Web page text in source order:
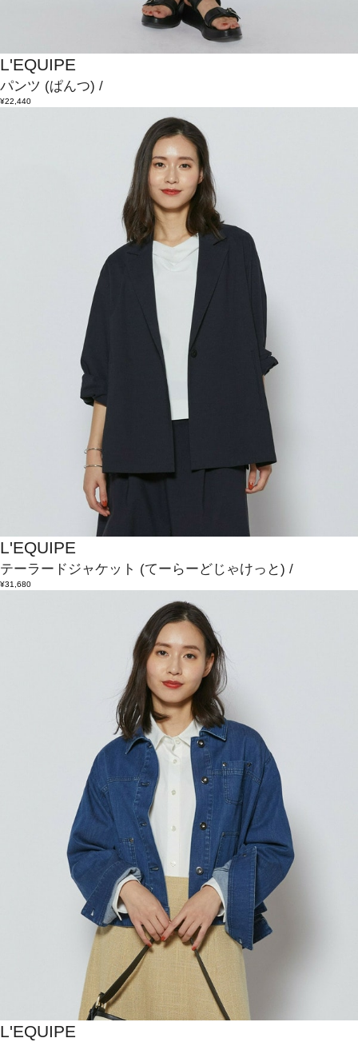
L'EQUIPE
パンツ (ぱんつ) /
¥22,440
L'EQUIPE
テーラードジャケット (てーらーどじゃけっと) /
¥31,680
L'EQUIPE